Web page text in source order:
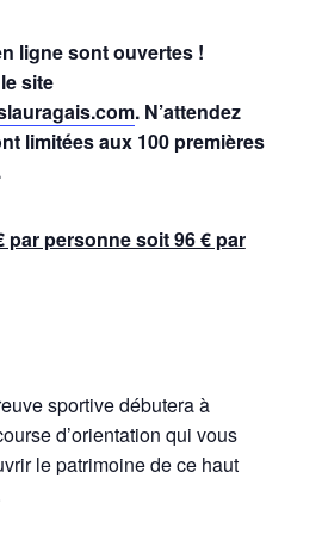
ligne sont ouvertes !
site
. N’attendez
limitées aux 100 premières
par personne soit 96 € par
sportive débutera à
d’orientation qui vous
le patrimoine de ce haut